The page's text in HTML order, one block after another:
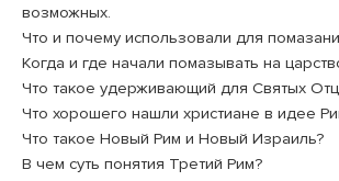
возможных.
Что и почему использовали для
Когда и где начали помазывать на
Что такое удерживающий для Святых
Что хорошего нашли христиане в идее
Что такое Новый Рим и Новый Израиль?
В чем суть понятия Третий Рим?